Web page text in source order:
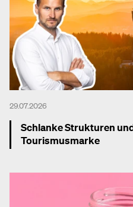
29.07.2026
Schlanke Strukturen
Tourismusmarke